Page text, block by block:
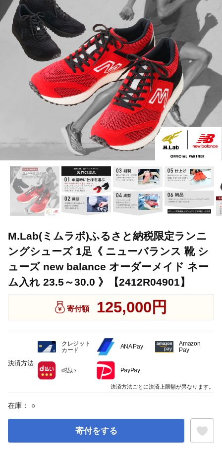
M.Lab(ミムラボ)ふるさと納税限定ランニ
ングシューズ 1足《 ニューバランス 靴 シ
ューズ new balance オーダーメイド ネー
ム入れ 23.5～30.0 》【2412R04901】
寄付額 125,000円
在庫： ○
寄付をする
決済方法
クレジット
カード
ANA Pay
Amazon
Pay
d払い PayPay
決済方法ごとに決済上限額が異なります。